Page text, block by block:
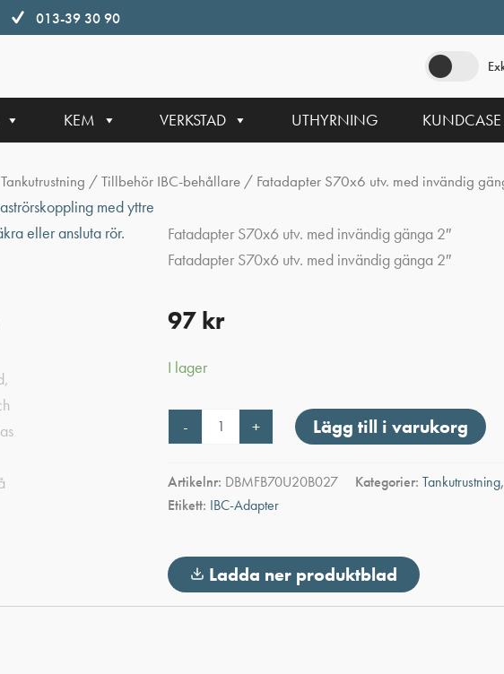
013-39 30 90
KEM VERKSTAD UTHYRNING KUNDCASE
Tankutrustning /Tillbehör IBC-behållare / Fatadapter S70x6 utv. med invändig
Fatadapter S70x6 utv. med invändig gänga 2″
Fatadapter S70x6 utv. med invändig gänga 2″
97 kr
I lager
-
S70x6
invändig
gänga
+ Lägg till i varukorg
Artikelnr: DBMFB70U20B027 Kategorier: Tankutrustning,
Etikett: IBC-Adapter
Ladda ner produktblad